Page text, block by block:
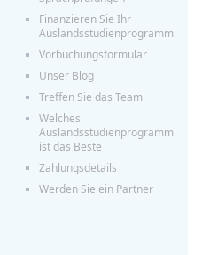
Finanzieren Sie Ihr
Auslandsstudienprogramm
Vorbuchungsformular
Unser Blog
Treffen Sie das Team
Welches
Auslandsstudienprogramm
ist das Beste
Zahlungsdetails
Werden Sie ein Partner